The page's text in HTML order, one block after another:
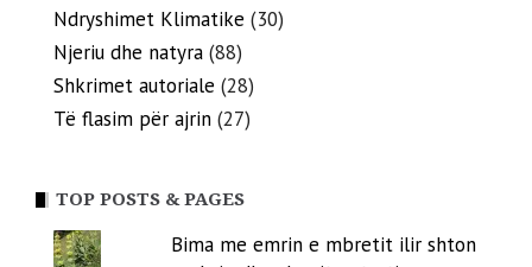
Ndryshimet Klimatike (30)
Njeriu dhe natyra (88)
Shkrimet autoriale (28)
Të flasim për ajrin (27)
TOP POSTS & PAGES
Bima me emrin e mbretit ilir shton